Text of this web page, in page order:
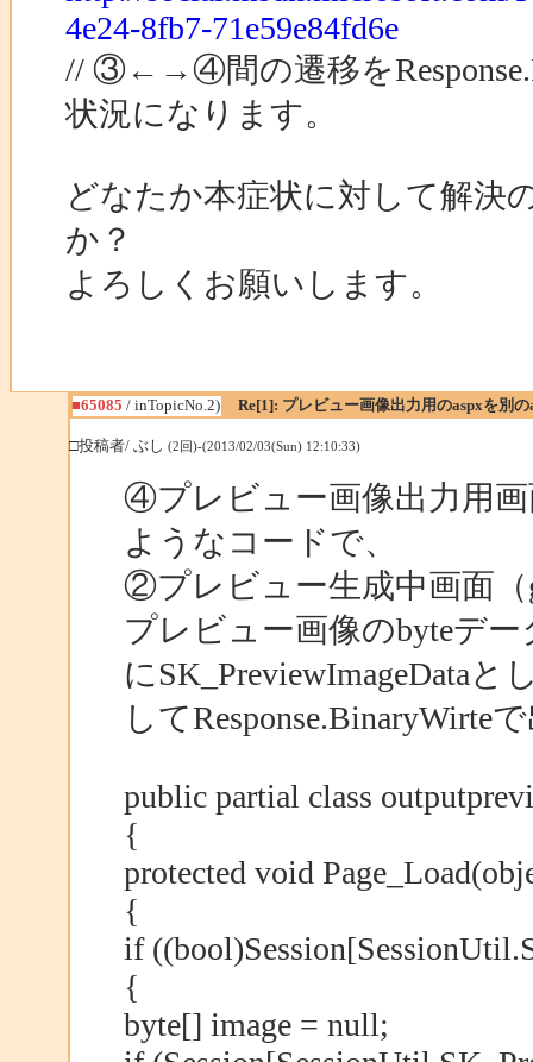
4e24-8fb7-71e59e84fd6e
// ③←→④間の遷移を
状況になります。
どなたか本症状に対して解決
か？
よろしくお願いします。
■65085 / inTopicNo.2) Re[1]: プレビュー画像出力用のaspxを別
□投稿者/ ぶし(2回)-(2013/02/03(Sun) 12:10:33)
④プレビュー画像出力用画
ようなコードで、
②プレビュー生成中画面（
プレビュー画像のbyteデー
にSK_PreviewImageData
してResponse.BinaryWirte
public partial class
{
protected void
{
if
{
byte[] image = null;